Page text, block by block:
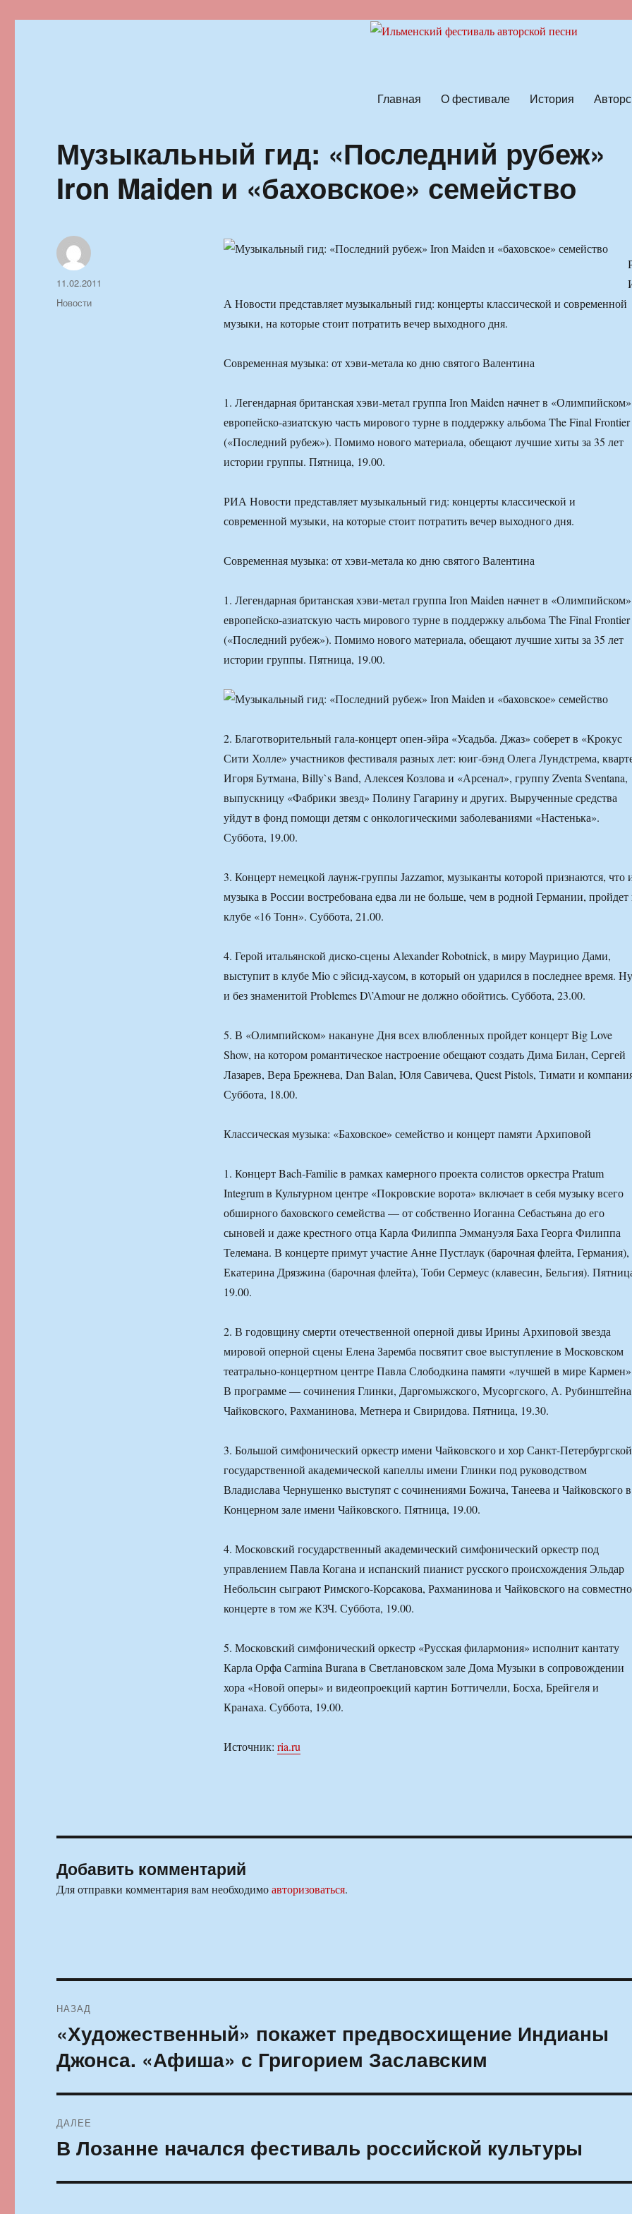
Главная О фестивале История
Музыкальный гид: «Последний рубеж»
Iron Maiden и «баховское» семейство
А Новости представляет музыкальный гид: концерты классической и современной
музыки, на которые стоит потратить вечер выходного дня.
Современная музыка: от хэви-метала ко дню святого Валентина
1. Легендарная британская хэви-метал группа Iron Maiden начнет в «Олимпийском»
европейско-азиатскую часть мирового турне в поддержку альбома The Final Frontier
(«Последний рубеж»). Помимо нового материала, обещают лучшие хиты за 35 лет
истории группы. Пятница, 19.00.
РИА Новости представляет музыкальный гид: концерты классической и
современной музыки, на которые стоит потратить вечер выходного дня.
Современная музыка: от хэви-метала ко дню святого Валентина
1. Легендарная британская хэви-метал группа Iron Maiden начнет в «Олимпийском»
европейско-азиатскую часть мирового турне в поддержку альбома The Final Frontier
(«Последний рубеж»). Помимо нового материала, обещают лучшие хиты за 35 лет
истории группы. Пятница, 19.00.
2. Благотворительный гала-концерт опен-эйра «Усадьба. Джаз» соберет в «Крокус
Сити Холле» участников фестиваля разных лет: юиг-бэнд Олега Лундстрема,
Игоря Бутмана, Billy`s Band, Алексея Козлова и «Арсенал», группу Zventa Sventana,
выпускницу «Фабрики звезд» Полину Гагарину и других. Вырученные средства
уйдут в фонд помощи детям с онкологическими заболеваниями «Настенька».
Суббота, 19.00.
3. Концерт немецкой лаунж-группы Jazzamor, музыканты которой признаются, что
музыка в России востребована едва ли не больше, чем в родной Германии, пройдет
клубе «16 Тонн». Суббота, 21.00.
4. Герой итальянской диско-сцены Alexander Robotnick, в миру Маурицио Дами,
выступит в клубе Mio с эйсид-хаусом, в который он ударился в последнее время. Ну
и без знаменитой Problemes D\’Amour не должно обойтись. Суббота, 23.00.
5. В «Олимпийском» накануне Дня всех влюбленных пройдет концерт Big Love
Show, на котором романтическое настроение обещают создать Дима Билан, Сергей
Лазарев, Вера Брежнева, Dan Balan, Юля Савичева, Quest Pistols, Тимати и
Суббота, 18.00.
Классическая музыка: «Баховское» семейство и концерт памяти Архиповой
1. Концерт Bach-Familie в рамках камерного проекта солистов оркестра Pratum
Integrum в Культурном центре «Покровские ворота» включает в себя музыку всего
обширного баховского семейства — от собственно Иоганна Себастьяна до его
сыновей и даже крестного отца Карла Филиппа Эммануэля Баха Георга Филиппа
Телемана. В концерте примут участие Анне Пустлаук (барочная флейта, Германия),
Екатерина Дрязжина (барочная флейта), Тоби Сермеус (клавесин, Бельгия).
19.00.
2. В годовщину смерти отечественной оперной дивы Ирины Архиповой звезда
мировой оперной сцены Елена Заремба посвятит свое выступление в Московском
театрально-концертном центре Павла Слободкина памяти «лучшей в мире
В программе — сочинения Глинки, Даргомыжского, Мусоргского, А.
Чайковского, Рахманинова, Метнера и Свиридова. Пятница, 19.30.
3. Большой симфонический оркестр имени Чайковского и хор Санкт-Петербургской
государственной академической капеллы имени Глинки под руководством
Владислава Чернушенко выступят с сочинениями Божича, Танеева и Чайковского в
Концерном зале имени Чайковского. Пятница, 19.00.
4. Московский государственный академический симфонический оркестр под
управлением Павла Когана и испанский пианист русского происхождения Эльдар
Небольсин сыграют Римского-Корсакова, Рахманинова и Чайковского на
концерте в том же КЗЧ. Суббота, 19.00.
5. Московский симфонический оркестр «Русская филармония» исполнит кантату
Карла Орфа Carmina Burana в Светлановском зале Дома Музыки в сопровождении
хора «Новой оперы» и видеопроекций картин Боттичелли, Босха, Брейгеля и
Кранаха. Суббота, 19.00.
Источник: ria.ru
Автор
Опубликовано
11.02.2011
Рубрики
Новости
Добавить комментарий
Для отправки комментария вам необходимоавторизоваться.
по
записям
НАЗАД
Предыдущая
запись:
«Художественный» покажет предвосхищение Индианы
Джонса. «Афиша» с Григорием Заславским
ДАЛЕЕ
Следующая
В Лозанне начался фестиваль российской культуры